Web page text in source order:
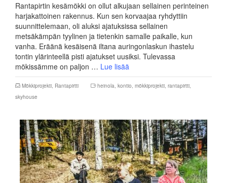
Rantapirtin kesämökki on ollut alkujaan sellainen perinteinen
harjakattoinen rakennus. Kun sen korvaajaa ryhdyttiin
suunnittelemaan, oli aluksi ajatuksissa sellainen
metsäkämpän tyylinen ja tietenkin samalle paikalle, kun
vanha. Eräänä kesäisenä iltana auringonlaskun ihastelu
tontin ylärinteellä pisti ajatukset uusiksi. Tulevassa
mökissämme on paljon … Lue lisää
Mökkiprojekti, Rantapirtti heinola, kontio, mökkiprojekti, rantapirtti,
skyhouse